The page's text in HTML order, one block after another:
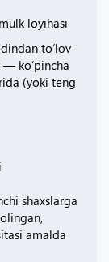
loyihasi
to‘lov
— ko‘pincha
(yoki teng
shaxslarga
amalda